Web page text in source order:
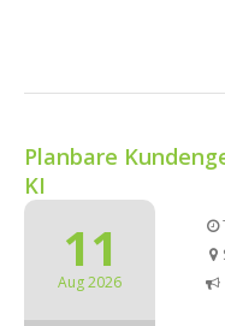
Planbare
KI
11
Aug 2026